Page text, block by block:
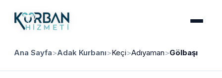
Ana Sayfa>Adak Kurbanı>Keçi>Adıyaman>Gölbaşı